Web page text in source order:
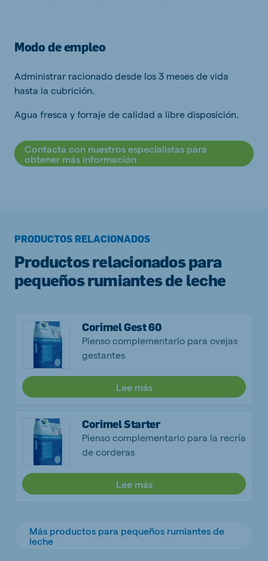
Modo de empleo
Administrar racionado desde los 3 meses de vida
hasta la cubrición.
Agua fresca y forraje de calidad a libre disposición.
Contacta con nuestros especialistas para
obtener más información
PRODUCTOS RELACIONADOS
Productos relacionados para
pequeños rumiantes de leche
Corimel Gest 60
Pienso complementario para ovejas
gestantes
Lee más
Corimel Starter
Pienso complementario para la recría
de corderas
Lee más
Más productos para pequeños rumiantes de
leche